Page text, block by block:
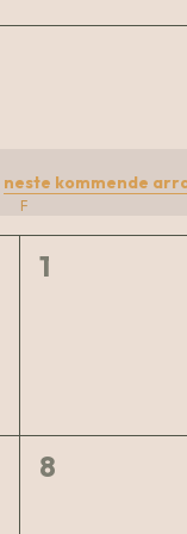
neste kommende
F
0
1
0
8